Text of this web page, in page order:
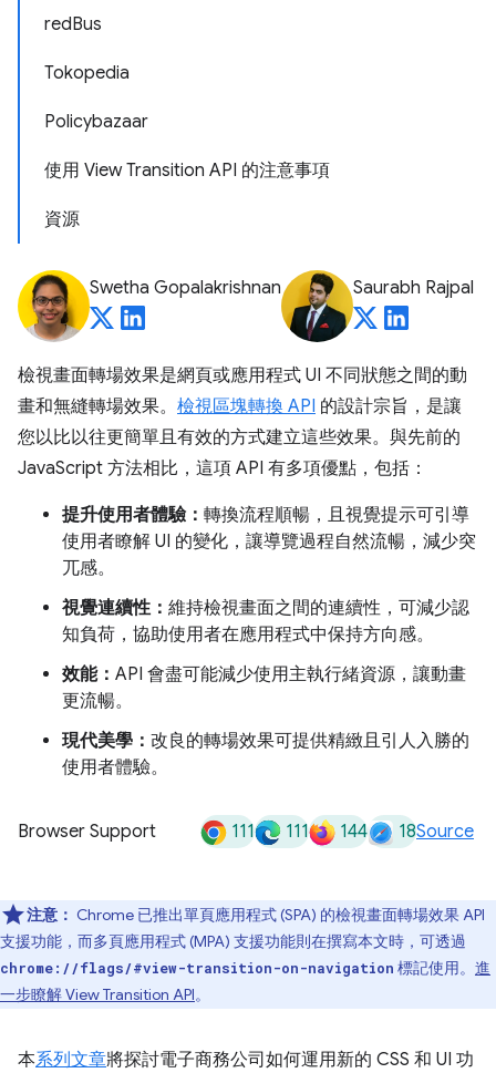
redBus
Tokopedia
Policybazaar
使用 View Transition API 的注意事項
資源
Swetha Gopalakrishnan Saurabh Rajpal
檢視畫面轉場效果是網頁或應用程式 UI 不同狀態之間的動
畫和無縫轉場效果。 檢視區塊轉換 API 的設計宗旨，是讓
您以比以往更簡單且有效的方式建立這些效果。與先前的
JavaScript 方法相比，這項 API 有多項優點，包括：
提升使用者體驗： 轉換流程順暢，且視覺提示可引導
使用者瞭解 UI 的變化，讓導覽過程自然流暢，減少突
兀感。
視覺連續性： 維持檢視畫面之間的連續性，可減少認
知負荷，協助使用者在應用程式中保持方向感。
效能： API 會盡可能減少使用主執行緒資源，讓動畫
更流暢。
現代美學： 改良的轉場效果可提供精緻且引人入勝的
使用者體驗。
Browser Support 111 111 144 18Source
注意： Chrome 已推出單頁應用程式 (SPA) 的檢視畫面轉場效果 API
支援功能，而多頁應用程式 (MPA) 支援功能則在撰寫本文時，可透過
chrome://flags/#view-transition-on-navigation 標記使用。 進
一步瞭解 View Transition API。
本系列文章將探討電子商務公司如何運用新的 CSS 和 UI 功